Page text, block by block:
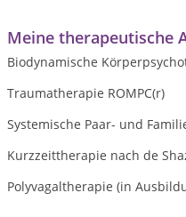
Meine therapeutische
Biodynamische
Traumatherapie ROMPC(r)
Systemische Paar- und
Kurzzeittherapie nach de
Polyvagaltherapie (in